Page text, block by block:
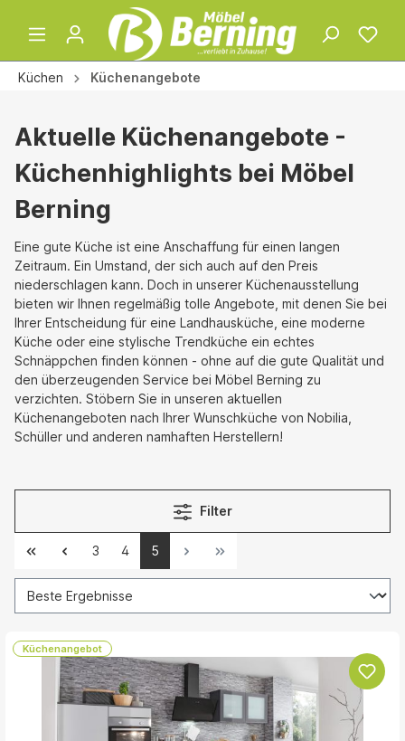
Küchen Küchenangebote
Aktuelle Küchenangebote -
Küchenhighlights bei Möbel
Berning
Eine gute Küche ist eine Anschaffung für einen langen
Zeitraum. Ein Umstand, der sich auch auf den Preis
niederschlagen kann. Doch in unserer Küchenausstellung
bieten wir Ihnen regelmäßig tolle Angebote, mit denen Sie bei
Ihrer Entscheidung für eine Landhausküche, eine moderne
Küche oder eine stylische Trendküche ein echtes
Schnäppchen finden können - ohne auf die gute Qualität und
den überzeugenden Service bei Möbel Berning zu
verzichten. Stöbern Sie in unseren aktuellen
Küchenangeboten nach Ihrer Wunschküche von Nobilia,
Schüller und anderen namhaften Herstellern!
Filter
3 4 5
Küchenangebot